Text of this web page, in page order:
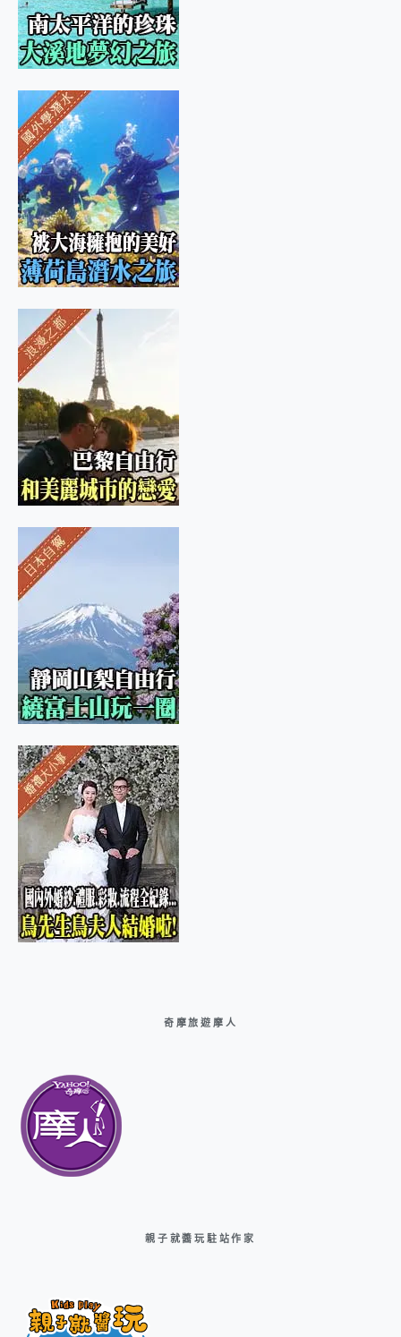
奇摩旅遊摩人
親子就醬玩駐站作家